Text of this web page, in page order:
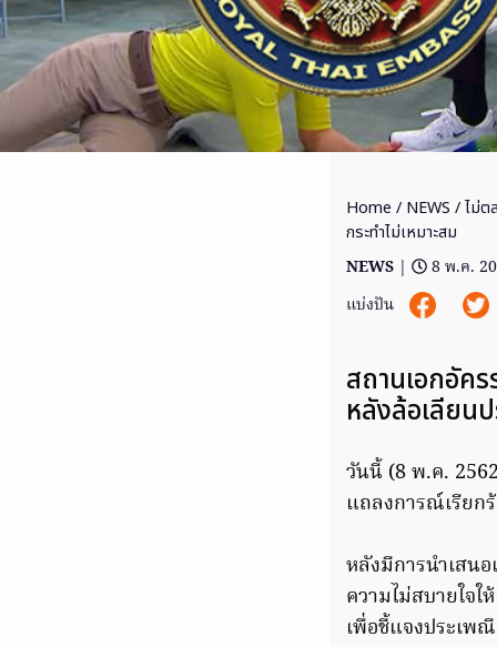
Home / NEWS / ไม่ต
กระทำไม่เหมาะสม
NEWS |
8 พ.ค.
แบ่งปัน
สถานเอกอัค
หลังล้อเลียน
วันนี้ (8 พ.ค.
แถลงการณ์เรียก
หลังมีการนำเสน
ความไม่สบายใจ
เพื่อชี้แจงประเพ